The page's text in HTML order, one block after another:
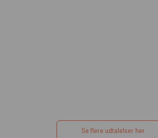
Se flere udtalelser her